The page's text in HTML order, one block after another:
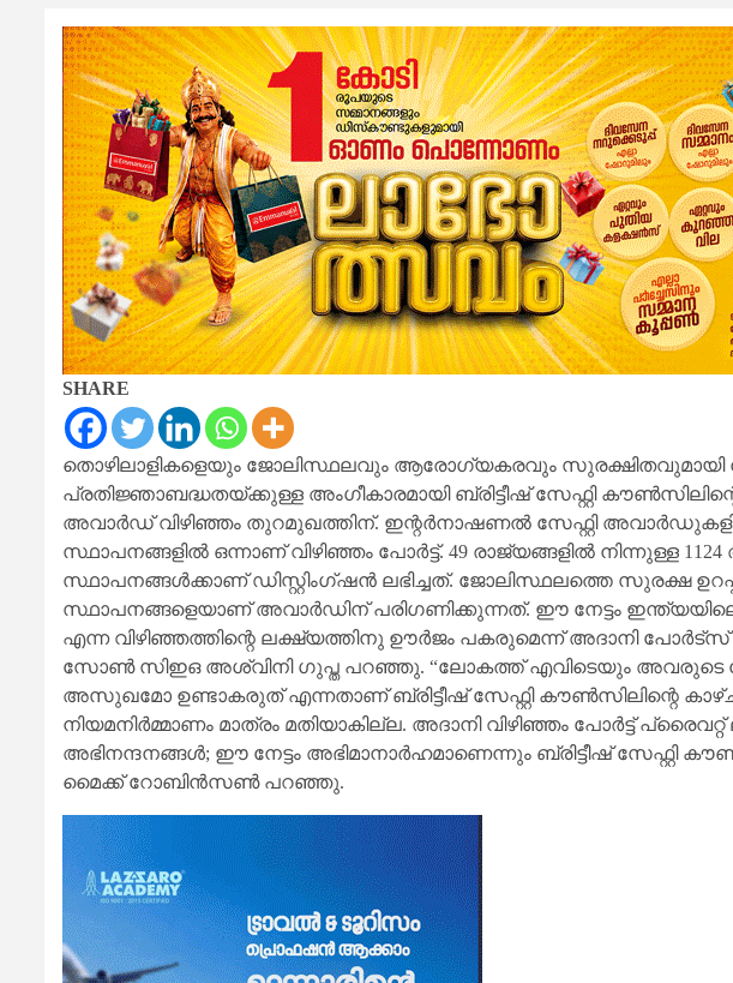
SHARE
തൊഴിലാളികളെയും ജോലിസ്ഥലവും ആരോഗ്യകരവും സുരക്ഷിതവുമായി
പ്രതിജ്ഞാബദ്ധതയ്ക്കുള്ള അംഗീകാരമായി ബ്രിട്ടീഷ് സേഫ്റ്റി
അവാർഡ് വിഴിഞ്ഞം തുറമുഖത്തിന്. ഇന്റർനാഷണൽ സേഫ്റ്റി
സ്ഥാപനങ്ങളിൽ ഒന്നാണ് വിഴിഞ്ഞം പോർട്ട്. 49 രാജ്യങ്ങളിൽ നിന്നുള്ള
സ്ഥാപനങ്ങൾക്കാണ് ഡിസ്റ്റിംഗ്ഷൻ ലഭിച്ചത്. ജോലിസ്ഥലത്തെ സുരക്ഷ
സ്ഥാപനങ്ങളെയാണ് അവാർഡിന് പരിഗണിക്കുന്നത്. ഈ നേട്ടം
എന്ന വിഴിഞ്ഞത്തിന്റെ ലക്ഷ്യത്തിനു ഊർജം പകരുമെന്ന് അദാനി
സോൺ സിഇഒ അശ്വിനി ഗുപ്ത പറഞ്ഞു. “ലോകത്ത് എവിടെയും അവരുടെ
അസുഖമോ ഉണ്ടാകരുത് എന്നതാണ് ബ്രിട്ടീഷ് സേഫ്റ്റി കൗൺസിലിന്റെ
നിയമനിർമ്മാണം മാത്രം മതിയാകില്ല. അദാനി വിഴിഞ്ഞം പോർട്ട്
അഭിനന്ദനങ്ങൾ; ഈ നേട്ടം അഭിമാനാർഹമാണെന്നും ബ്രിട്ടീഷ് സേഫ്റ്റി
മൈക്ക് റോബിൻസൺ പറഞ്ഞു.